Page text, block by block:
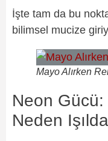
İşte tam da bu
bilimsel mucize
Mayo Alırken
Neon
Neden